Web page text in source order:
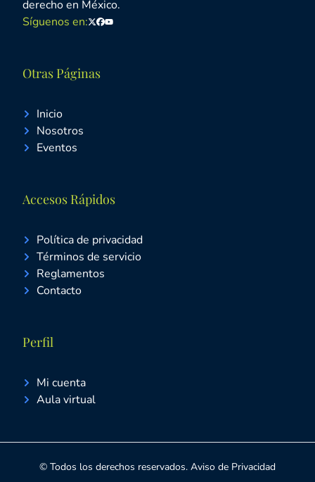
derecho en México.
Síguenos en:Twitter
Facebook
Youtube
Otras Páginas
Inicio
Nosotros
Eventos
Accesos Rápidos
Política de privacidad
Términos de servicio
Reglamentos
Contacto
Perfil
Mi cuenta
Aula virtual
© Todos los derechos reservados. Aviso de Privacidad